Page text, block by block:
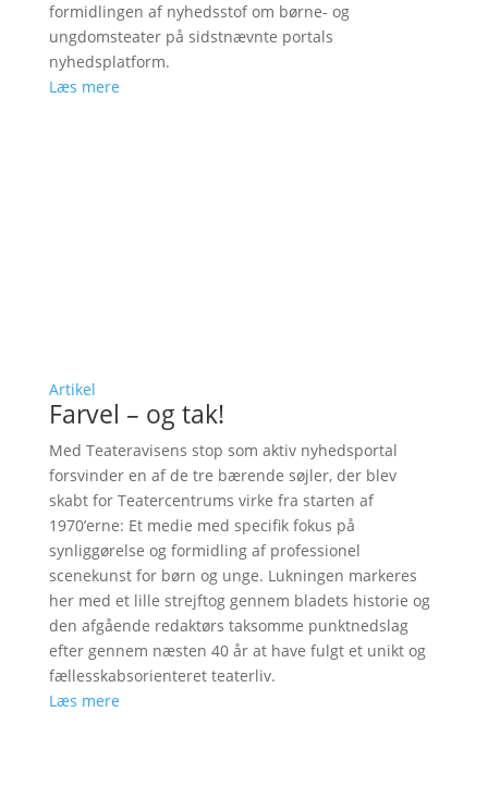
formidlingen af nyhedsstof om børne- og
ungdomsteater på sidstnævnte portals
nyhedsplatform.
Læs mere
Artikel
Farvel – og tak!
Med Teateravisens stop som aktiv nyhedsportal
forsvinder en af de tre bærende søjler, der blev
skabt for Teatercentrums virke fra starten af
1970’erne: Et medie med specifik fokus på
synliggørelse og formidling af professionel
scenekunst for børn og unge. Lukningen markeres
her med et lille strejftog gennem bladets historie og
den afgående redaktørs taksomme punktnedslag
efter gennem næsten 40 år at have fulgt et unikt og
fællesskabsorienteret teaterliv.
Læs mere